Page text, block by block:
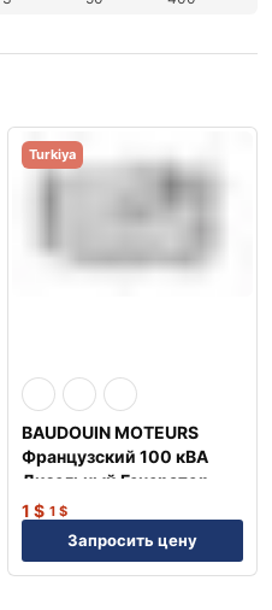
Turkiya
BAUDOUIN MOTEURS
Французский 100 кВА
Дизельный Генератор
TJ100BD
1 $ 1 $
Запросить цену